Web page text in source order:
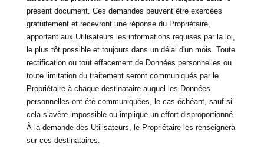
présent document. Ces demandes peuvent être exercées
gratuitement et recevront une réponse du Propriétaire,
apportant aux Utilisateurs les informations requises par la loi,
le plus tôt possible et toujours dans un délai d'un mois. Toute
rectification ou tout effacement de Données personnelles ou
toute limitation du traitement seront communiqués par le
Propriétaire à chaque destinataire auquel les Données
personnelles ont été communiquées, le cas échéant, sauf si
cela s’avère impossible ou implique un effort disproportionné.
À la demande des Utilisateurs, le Propriétaire les renseignera
sur ces destinataires.